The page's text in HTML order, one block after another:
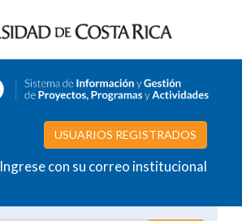
USUARIOS REGISTRADOS
Ingrese con su correo institucional